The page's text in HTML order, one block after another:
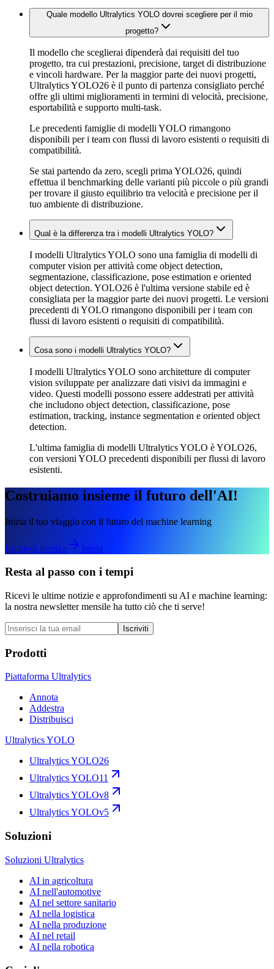
Quale modello Ultralytics YOLO dovrei scegliere per il mio
progetto?
Il modello che sceglierai dipenderà dai requisiti del tuo
progetto, tra cui prestazioni, precisione, target di distribuzione
e vincoli hardware. Per la maggior parte dei nuovi progetti,
Ultralytics YOLO26 è il punto di partenza consigliato perché
offre gli ultimi miglioramenti in termini di velocità, precisione,
esportabilità e supporto multi-task.
Le precedenti famiglie di modelli YOLO rimangono
disponibili per i team con flussi di lavoro esistenti o requisiti di
compatibilità.
Se stai partendo da zero, scegli prima YOLO26, quindi
effettua il benchmarking delle varianti più piccole o più grandi
per trovare il giusto equilibrio tra velocità e precisione per il
tuo ambiente di distribuzione.
Qual è la differenza tra i modelli Ultralytics YOLO?
I modelli Ultralytics YOLO sono una famiglia di modelli di
computer vision per attività come object detection,
segmentazione, classificazione, pose estimation e oriented
object detection. YOLO26 è l'ultima versione stabile ed è
consigliata per la maggior parte dei nuovi progetti. Le versioni
precedenti di YOLO rimangono disponibili per i team con
flussi di lavoro esistenti o requisiti di compatibilità.
Cosa sono i modelli Ultralytics YOLO?
I modelli Ultralytics YOLO sono architetture di computer
vision sviluppate per analizzare dati visivi da immagini e
video. Questi modelli possono essere addestrati per attività
che includono object detection, classificazione, pose
estimation, tracking, instance segmentation e oriented object
detection.
L'ultima famiglia di modelli Ultralytics YOLO è YOLO26,
con versioni YOLO precedenti disponibili per flussi di lavoro
esistenti.
Costruiamo insieme il futuro dell'AI!
Inizia il tuo viaggio con il futuro del machine learning
Richiedi licenza Inizia
Resta al passo con i tempi
Ricevi le ultime notizie e approfondimenti su AI e machine learning:
la nostra newsletter mensile ha tutto ciò che ti serve!
Iscriviti
Prodotti
Piattaforma Ultralytics
Annota
Addestra
Distribuisci
Ultralytics YOLO
Ultralytics YOLO26
Ultralytics YOLO11
Ultralytics YOLOv8
Ultralytics YOLOv5
Soluzioni
Soluzioni Ultralytics
AI in agricoltura
AI nell'automotive
AI nel settore sanitario
AI nella logistica
AI nella produzione
AI nel retail
AI nella robotica